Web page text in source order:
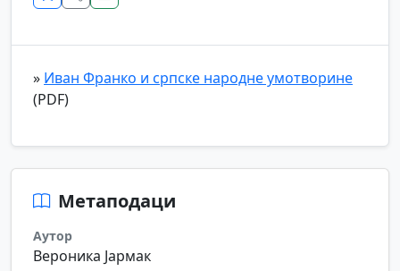
» Иван Франко и српске народне умотворине
(PDF)
Метаподаци
Аутор
Вероника Јармак